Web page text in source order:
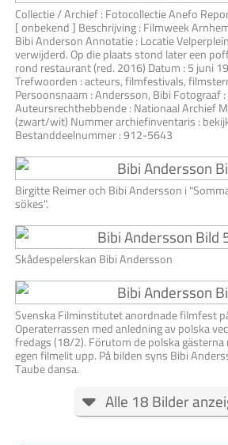
Collectie / Archief : Fotocollectie Anefo
[ onbekend ] Beschrijving : Filmweek
Bibi Anderson Annotatie : Locatie
verwijderd. Op die plaats stond later een
rond restaurant (red. 2016) Datum : 5 juni
Trefwoorden : acteurs, filmfestivals,
Persoonsnaam : Andersson, Bibi Fotograaf
Auteursrechthebbende : Nationaal Archief
(zwart/wit) Nummer archiefinventaris :
Bestanddeelnummer : 912-5643
Birgitte Reimer och Bibi Andersson i
sökes".
Skådespelerskan Bibi Andersson
Svenska Filminstitutet anordnade filmfest
Operaterrassen med anledning av polska
fredags (18/2). Förutom de polska
egen filmelit upp. På bilden syns Bibi
Taube dansa.
Alle 18 Bilder